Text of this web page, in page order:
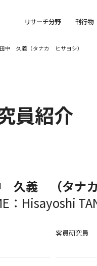
リサーチ分野 刊行物
田中 久義（タナカ ヒサヨシ）
員紹介
久義 （タナ
：Hisayoshi
客員研究員